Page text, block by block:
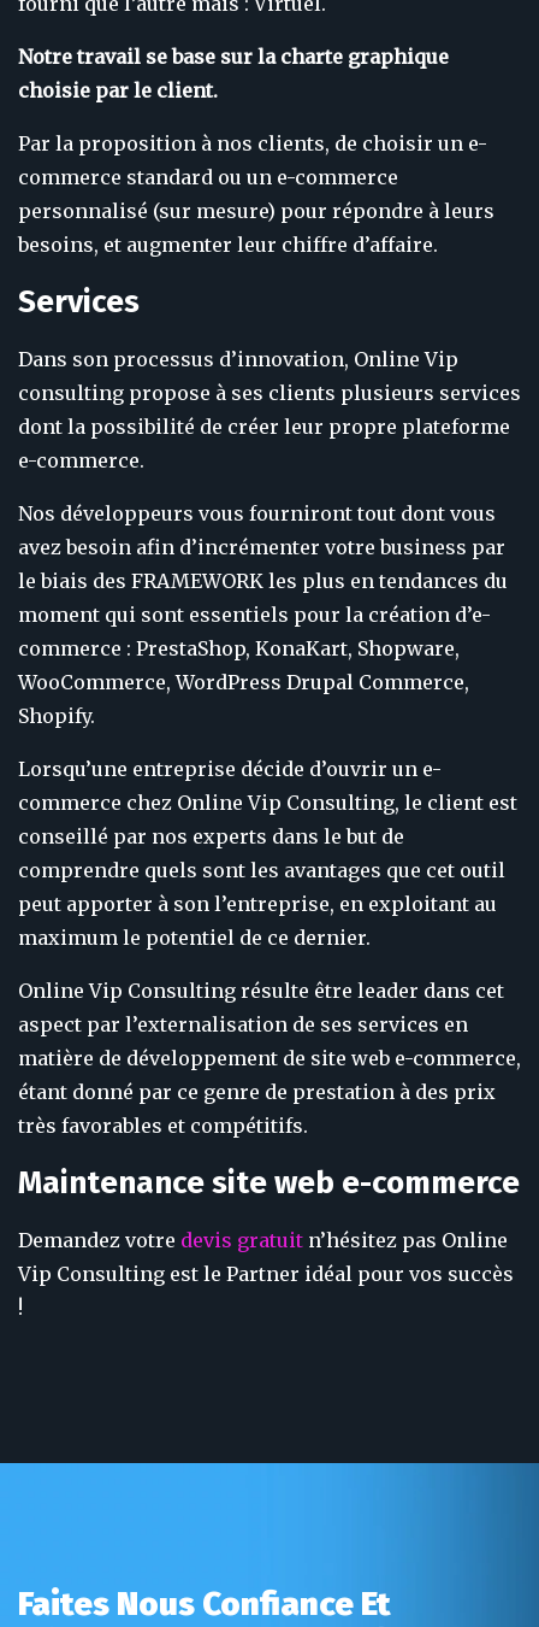
Notre travail se base sur la charte graphique
choisie par le client.
Par la proposition à nos clients, de choisir un e-
commerce standard ou un e-commerce
personnalisé (sur mesure) pour répondre à leurs
besoins, et augmenter leur chiffre d’affaire.
Services
Dans son processus d’innovation, Online Vip
consulting propose à ses clients plusieurs services
dont la possibilité de créer leur propre plateforme
e-commerce.
Nos développeurs vous fourniront tout dont vous
avez besoin afin d’incrémenter votre business par
le biais des FRAMEWORK les plus en tendances du
moment qui sont essentiels pour la création d’e-
commerce : PrestaShop, KonaKart, Shopware,
WooCommerce, WordPress Drupal Commerce,
Shopify.
Lorsqu’une entreprise décide d’ouvrir un e-
commerce chez Online Vip Consulting, le client est
conseillé par nos experts dans le but de
comprendre quels sont les avantages que cet outil
peut apporter à son l’entreprise, en exploitant au
maximum le potentiel de ce dernier.
Online Vip Consulting résulte être leader dans cet
aspect par l’externalisation de ses services en
matière de développement de site web e-commerce,
étant donné par ce genre de prestation à des prix
très favorables et compétitifs.
Maintenance site web e-commerce
Demandez votre devis gratuit n’hésitez pas Online
Vip Consulting est le Partner idéal pour vos succès
!
Faites Nous Confiance Et